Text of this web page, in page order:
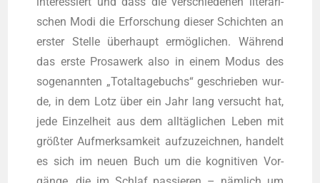
schen Modi die Erfor­schung die­ser Schich­ten an
ers­ter Stel­le über­haupt ermög­li­chen. Wäh­rend
das ers­te Pro­sa­werk also in einem Modus des
soge­nann­ten „Total­ta­ge­buchs“ geschrie­ben wur­
de, in dem Lotz über ein Jahr lang ver­sucht hat,
jede Ein­zel­heit aus dem all­täg­li­chen Leben mit
größ­ter Auf­merk­sam­keit auf­zu­zeich­nen, han­delt
es sich im neu­en Buch um die kogni­ti­ven Vor­